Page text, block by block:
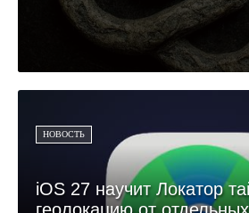
НОВОСТЬ
iOS 27 научит Локатор